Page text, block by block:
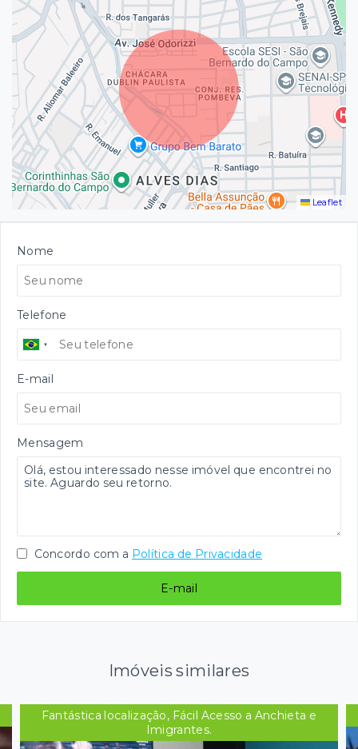
Leaflet
Nome
Telefone
E-mail
Mensagem
Concordo com a Política de Privacidade
E-mail
Imóveis similares
Fantástica localização, Fácil Acesso a Anchieta e
Imigrantes.